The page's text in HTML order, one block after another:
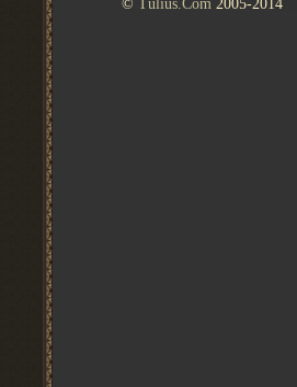
© Tulius.Com 2005-2014